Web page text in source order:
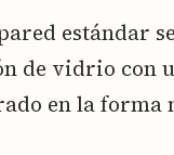
estándar
de vidrio con
en la forma